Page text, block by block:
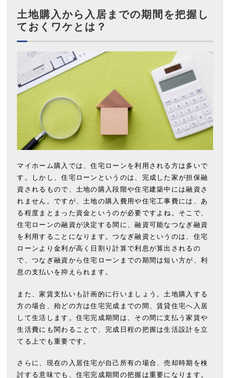
土地購入から入居までの期間を把握し
ておくワケとは？
マイホーム購入では、住宅ローンを利用される方は多いで
す。しかし、住宅ローンというのは、完成した家が担保融
資されるもので、土地の購入段階や住宅建築中には融資さ
れません。ですが、土地の購入費用や住宅工事費には、あ
る程度まとまった資金というのが必要ですよね。そこで、
住宅ローンの融資が決定する間に、融資可能なつなぎ融資
を利用することになります。つなぎ融資というのは、住宅
ローンより金利が高く日割り計算で利息が算出されるの
で、つなぎ融資から住宅ローンまでの期間は短い方が、利
息の支払いを抑えられます。
また、家賃支払いも計画的に行いましょう。土地購入する
方の場合、殆どの方は住宅完成までの間、賃貸住宅へ入居
して生活します。住宅完成期間は、その間に支払う家賃や
生活費にも関わることで、完成日程の把握は生活設計を立
てる上でも重要です。
さらに、現在の入居住宅が自己所有の場合、売却時期を検
討する意味でも、住宅完成期間の把握は重要になります。